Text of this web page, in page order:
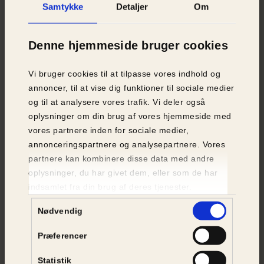
Samtykke Detaljer Om
Denne hjemmeside bruger cookies
Vi bruger cookies til at tilpasse vores indhold og
annoncer, til at vise dig funktioner til sociale medier
og til at analysere vores trafik. Vi deler også
oplysninger om din brug af vores hjemmeside med
vores partnere inden for sociale medier,
annonceringspartnere og analysepartnere. Vores
partnere kan kombinere disse data med andre
oplysninger, du har givet dem, eller som de har
Nødvendig
Præferencer
Statistik
Deloitte-rapport: Økologi er en gevinst
for hollandsk samfund
Bondi fik en ny chance